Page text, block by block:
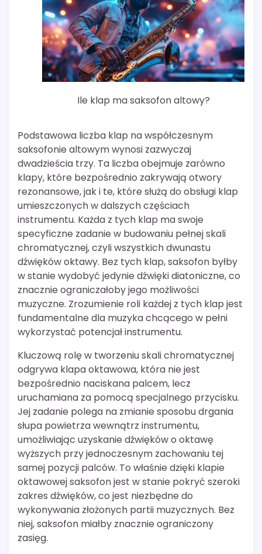
Ile klap ma saksofon altowy?
Podstawowa liczba klap na współczesnym
saksofonie altowym wynosi zazwyczaj
dwadzieścia trzy. Ta liczba obejmuje zarówno
klapy, które bezpośrednio zakrywają otwory
rezonansowe, jak i te, które służą do obsługi klap
umieszczonych w dalszych częściach
instrumentu. Każda z tych klap ma swoje
specyficzne zadanie w budowaniu pełnej skali
chromatycznej, czyli wszystkich dwunastu
dźwięków oktawy. Bez tych klap, saksofon byłby
w stanie wydobyć jedynie dźwięki diatoniczne, co
znacznie ograniczałoby jego możliwości
muzyczne. Zrozumienie roli każdej z tych klap jest
fundamentalne dla muzyka chcącego w pełni
wykorzystać potencjał instrumentu.
Kluczową rolę w tworzeniu skali chromatycznej
odgrywa klapa oktawowa, która nie jest
bezpośrednio naciskana palcem, lecz
uruchamiana za pomocą specjalnego przycisku.
Jej zadanie polega na zmianie sposobu drgania
słupa powietrza wewnątrz instrumentu,
umożliwiając uzyskanie dźwięków o oktawę
wyższych przy jednoczesnym zachowaniu tej
samej pozycji palców. To właśnie dzięki klapie
oktawowej saksofon jest w stanie pokryć szeroki
zakres dźwięków, co jest niezbędne do
wykonywania złożonych partii muzycznych. Bez
niej, saksofon miałby znacznie ograniczony
zasięg.